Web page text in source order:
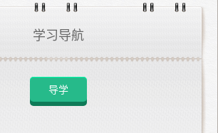
学习导航
导学